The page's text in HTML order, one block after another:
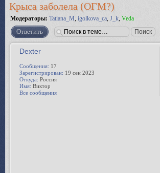
Крыса заболела (ОГМ?)
Модераторы: Tatiana_M, igolkova_ca, J_k, Veda
Ответить
Dexter
Сообщения: 17
Зарегистрирован: 19 сен 2023
Откуда: Россия
Имя: Виктор
Все сообщения